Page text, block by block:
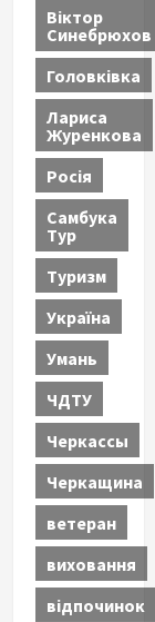
Віктор
Синебрюхов
Головківка
Лариса
Журенкова
Росія
Самбука
Тур
Туризм
Україна
Умань
ЧДТУ
Черкассы
Черкащина
ветеран
виховання
відпочинок